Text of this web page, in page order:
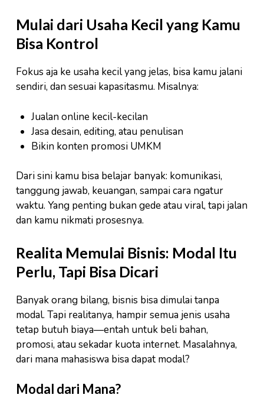
Mulai dari Usaha Kecil yang Kamu
Bisa Kontrol
Fokus aja ke usaha kecil yang jelas, bisa kamu jalani
sendiri, dan sesuai kapasitasmu. Misalnya:
Jualan online kecil-kecilan
Jasa desain, editing, atau penulisan
Bikin konten promosi UMKM
Dari sini kamu bisa belajar banyak: komunikasi,
tanggung jawab, keuangan, sampai cara ngatur
waktu. Yang penting bukan gede atau viral, tapi jalan
dan kamu nikmati prosesnya.
Realita Memulai Bisnis: Modal Itu
Perlu, Tapi Bisa Dicari
Banyak orang bilang, bisnis bisa dimulai tanpa
modal. Tapi realitanya, hampir semua jenis usaha
tetap butuh biaya—entah untuk beli bahan,
promosi, atau sekadar kuota internet. Masalahnya,
dari mana mahasiswa bisa dapat modal?
Modal dari Mana?